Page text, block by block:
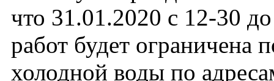
что 31.01.2020 с 12-30
работ будет ограничена
холодной воды по